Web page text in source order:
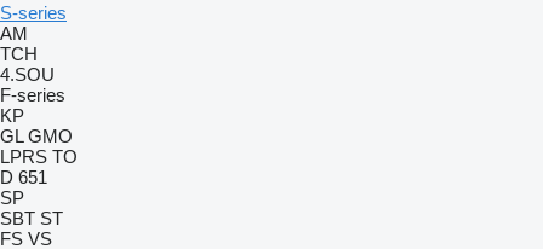
S-series
AM
TCH
4.SOU
F-series
KP
GL GMO
LPRS TO
D 651
SP
SBT ST
FS VS